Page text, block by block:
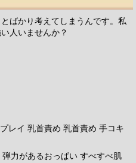
ばかり考えてしまうんです。私
人いませんか？
レイ 乳首責め 乳首責め 手コキ
力があるおっぱい すべすべ肌